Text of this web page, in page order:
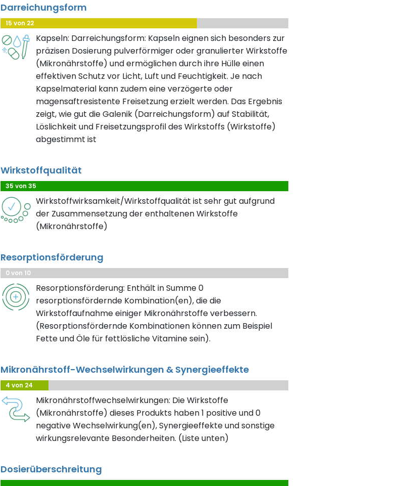
Darreichungsform
15 von 22
Kapseln: Darreichungsform: Kapseln eignen sich besonders zur
präzisen Dosierung pulverförmiger oder granulierter Wirkstoffe
(Mikronährstoffe) und ermöglichen durch ihre Hülle einen
effektiven Schutz vor Licht, Luft und Feuchtigkeit. Je nach
Kapselmaterial kann zudem eine verzögerte oder
magensaftresistente Freisetzung erzielt werden. Das Ergebnis
zeigt, wie gut die Galenik (Darreichungsform) auf Stabilität,
Löslichkeit und Freisetzungsprofil des Wirkstoffs (Wirkstoffe)
abgestimmt ist
Wirkstoffqualität
35 von 35
Wirkstoffwirksamkeit/Wirkstoffqualität ist sehr gut aufgrund
der Zusammensetzung der enthaltenen Wirkstoffe
(Mikronährstoffe)
Resorptionsförderung
0 von 10
Resorptionsförderung: Enthält in Summe 0
resorptionsfördernde Kombination(en), die die
Wirkstoffaufnahme einiger Mikronährstoffe verbessern.
(Resorptionsfördernde Kombinationen können zum Beispiel
Fette und Öle für fettlösliche Vitamine sein).
Mikronährstoff-Wechselwirkungen & Synergieeffekte
4 von 24
Mikronährstoffwechselwirkungen: Die Wirkstoffe
(Mikronährstoffe) dieses Produkts haben 1 positive und 0
negative Wechselwirkung(en), Synergieeffekte und sonstige
wirkungsrelevante Besonderheiten. (Liste unten)
Dosierüberschreitung